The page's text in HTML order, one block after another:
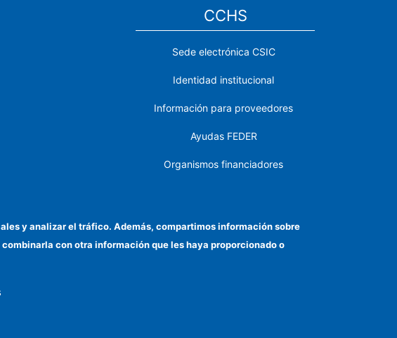
CCHS
Sede electrónica CSIC
Identidad institucional
Información para proveedores
Ayudas FEDER
Organismos financiadores
Cómo llegar
y analizar el tráfico. Además, compartimos información sobre
con otra información que les haya proporcionado o